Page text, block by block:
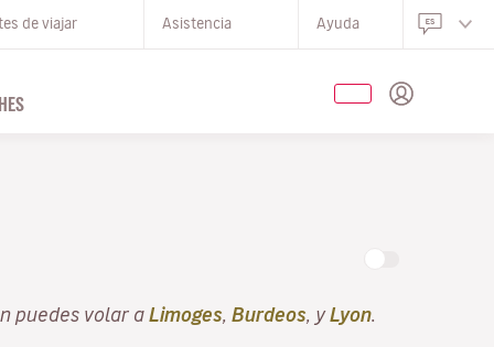
de viajar Asistencia Ayuda
puedes volar a Limoges Burdeos , yLyon